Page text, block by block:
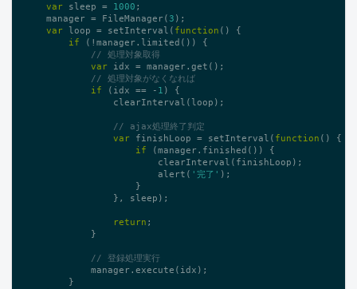
var sleep = 1000 ;
    manager = FileManager(
3 );
var loop = setInterval( function ()
{
if (!manager.limited()) {
// 処理対象取得
var idx = manager.get();
// 処理対象がなくなれば
if (idx == - 1 ) {
                clearInterval(loop);
// ajax処理終了判定
var finishLoop = setInterval( function ()
{
if (manager.finished()) {
                        clearInterval(finishLoop);
                        alert(
'完了' );
                    }
                }, sleep);
return ;
            }
// 登録処理実行
            manager.execute(idx);
        }